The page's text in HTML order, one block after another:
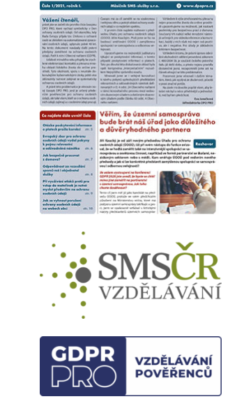
Všichni navíc známe situaci, kdy na mobilu
narazíme na limit úložiště a data přesuneme na
vzdálené servery. Využívání cloudu je dnes
standardem pro jednotlivce i firmy, a proto se
Ludmila Probstová ve svém článku věnuje
limitům fyzické kontroly, specifickým úskalím z
hlediska GDPR a rozdělení rolí mezi uživatelem
a globálními poskytovateli.
S ohledem na bezprecedentní bezpečnostní
situaci ve světě se Evropská unie zaměřila také
na zvyšování odolnosti klíčových institucí. Cílem
nové legislativy je zajistit, aby relevantní
subjekty byly schopné okamžitě reagovat na
propojení s ochranou osobních údajů a jaké
nové povinnosti z ní pro správce vyplývají? To ve
svém textu detailně rozebírá Vojtěch Dlouhý.
Ptáte se, zda je to vše? Kdepak. Časopis přináší i
řadu dalších informací, aktualit a inspirativních
nerušené čtení a pohodové letní dny vám přeje
Eva JANEČKOVÁ
šéfredaktorka